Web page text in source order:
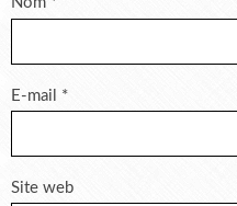
E-mail *
Site web